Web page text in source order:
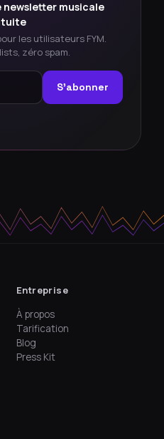
newsletter musicale
les utilisateurs FYM.
zéro spam.
S'abonner
Entreprise
À propos
Tarification
Blog
Press Kit